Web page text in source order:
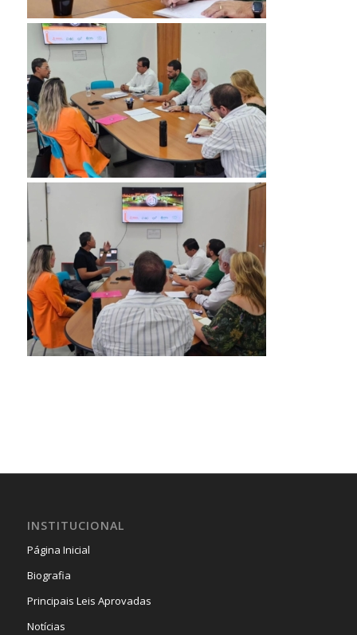
INSTITUCIONAL
Página Inicial
Biografia
Principais Leis Aprovadas
Notícias